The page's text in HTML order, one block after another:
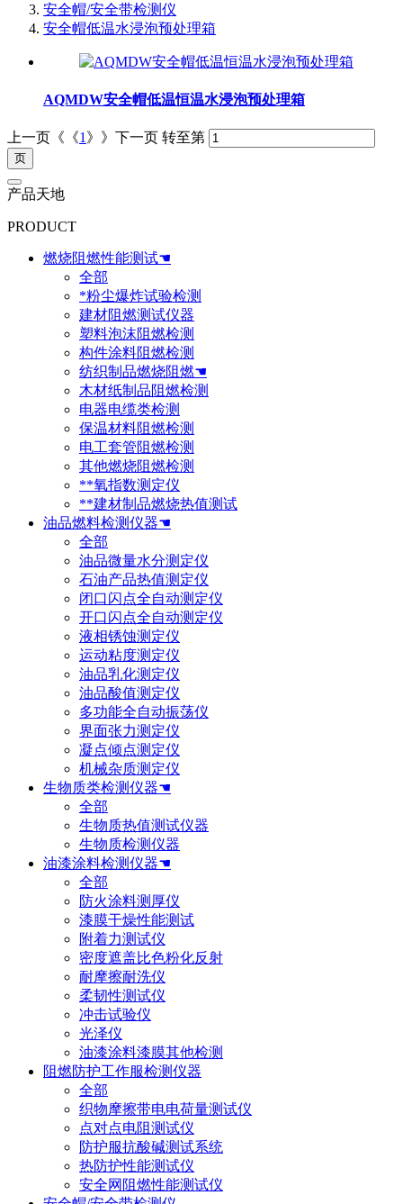
安全帽/安全带检测仪
安全帽低温水浸泡预处理箱
AQMDW安全帽低温恒温水浸泡预处理箱
上一页《《1 》》下一页 转至第
产品天地
PRODUCT
燃烧阻燃性能测试☚
全部
*粉尘爆炸试验检测
建材阻燃测试仪器
塑料泡沫阻燃检测
构件涂料阻燃检测
纺织制品燃烧阻燃☚
木材纸制品阻燃检测
电器电缆类检测
保温材料阻燃检测
电工套管阻燃检测
其他燃烧阻燃检测
**氧指数测定仪
**建材制品燃烧热值测试
油品燃料检测仪器☚
全部
油品微量水分测定仪
石油产品热值测定仪
闭口闪点全自动测定仪
开口闪点全自动测定仪
液相锈蚀测定仪
运动粘度测定仪
油品乳化测定仪
油品酸值测定仪
多功能全自动振荡仪
界面张力测定仪
凝点倾点测定仪
机械杂质测定仪
生物质类检测仪器☚
全部
生物质热值测试仪器
生物质检测仪器
油漆涂料检测仪器☚
全部
防火涂料测厚仪
漆膜干燥性能测试
附着力测试仪
密度遮盖比色粉化反射
耐摩擦耐洗仪
柔韧性测试仪
冲击试验仪
光泽仪
油漆涂料漆膜其他检测
阻燃防护工作服检测仪器
全部
织物摩擦带电电荷量测试仪
点对点电阻测试仪
防护服抗酸碱测试系统
热防护性能测试仪
安全网阻燃性能测试仪